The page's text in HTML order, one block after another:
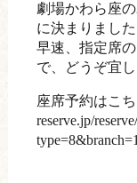
劇場かわら座
に決まりました
早速、指定席
で、どうぞ宜
座席予約はこ
reserve.jp/
type=8&branch=1